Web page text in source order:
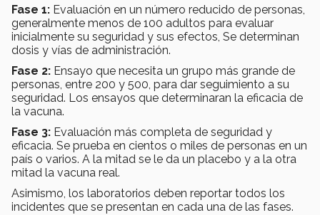
Fase 1: Evaluación en un número reducido de personas,
generalmente menos de 100 adultos para evaluar
inicialmente su seguridad y sus efectos, Se determinan
dosis y vías de administración.
Fase 2: Ensayo que necesita un grupo más grande de
personas, entre 200 y 500, para dar seguimiento a su
seguridad. Los ensayos que determinaran la eficacia de
la vacuna.
Fase 3: Evaluación más completa de seguridad y
eficacia. Se prueba en cientos o miles de personas en un
país o varios. A la mitad se le da un placebo y a la otra
mitad la vacuna real.
Asimismo, los laboratorios deben reportar todos los
incidentes que se presentan en cada una de las fases.